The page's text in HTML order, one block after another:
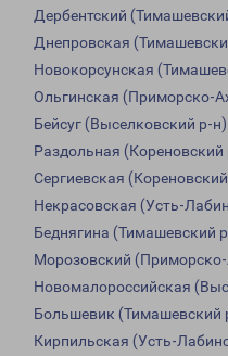
Дербентский
Днепровская
Новокорсунская
Ольгинская (Приморско-
Бейсуг (Выселковский р-н)
Раздольная (Кореновский
Сергиевская
Некрасовская (Усть-
Беднягина (Тимашевский
Морозовский
Новомалороссийская
Большевик (Тимашевский
Кирпильская (Усть-